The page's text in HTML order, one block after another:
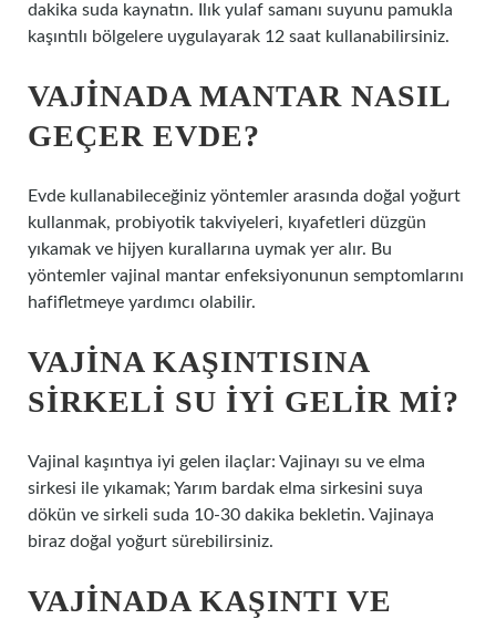
dakika suda kaynatın. Ilık yulaf samanı suyunu pamukla
kaşıntılı bölgelere uygulayarak 12 saat kullanabilirsiniz.
VAJINADA MANTAR NASIL
GEÇER EVDE?
Evde kullanabileceğiniz yöntemler arasında doğal yoğurt
kullanmak, probiyotik takviyeleri, kıyafetleri düzgün
yıkamak ve hijyen kurallarına uymak yer alır. Bu
yöntemler vajinal mantar enfeksiyonunun semptomlarını
hafifletmeye yardımcı olabilir.
VAJINA KAŞINTISINA
SIRKELI SU IYI GELIR MI?
Vajinal kaşıntıya iyi gelen ilaçlar: Vajinayı su ve elma
sirkesi ile yıkamak; Yarım bardak elma sirkesini suya
dökün ve sirkeli suda 10-30 dakika bekletin. Vajinaya
biraz doğal yoğurt sürebilirsiniz.
VAJINADA KAŞINTI VE